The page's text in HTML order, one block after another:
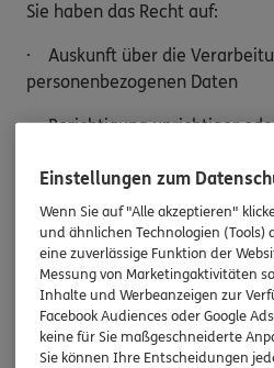
Sie haben das Recht auf:
· Auskunft über die
personenbezogenen Daten
· Berichtigung unrichtiger
· Löschung Ihrer Daten,
· Einschränkung der
· Widerspruch gegen die
· Datenübertragung an einen
Verantwortlichen
Einstellungen zum
Wenn Sie auf "Alle akzeptieren"
und ähnlichen Technologien
eine zuverlässige Funktion der
Messung von Marketingaktivitäten
Inhalte und Werbeanzeigen zur
Facebook Audiences oder Google
keine für Sie maßgeschneiderte
Sie können Ihre Entscheidungen